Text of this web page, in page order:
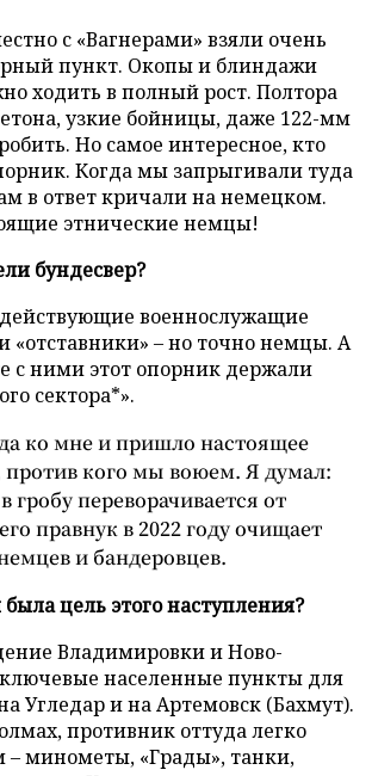
с «Вагнерами» взяли очень
пункт. Окопы и блиндажи
ходить в полный рост. Полтора
узкие бойницы, даже 122-мм
Но самое интересное, кто
Когда мы запрыгивали туда
в ответ кричали на немецком.
этнические немцы!
бундесвер?
военнослужащие
«отставники» – но точно немцы. А
с ними этот опорник держали
сектора*».
ко мне и пришло настоящее
кого мы воюем. Я думал:
гробу переворачивается от
правнук в 2022 году очищает
и бандеровцев.
цель этого наступления?
Владимировки и Ново-
населенные пункты для
Угледар и на Артемовск (Бахмут).
противник оттуда легко
– минометы, «Грады», танки,